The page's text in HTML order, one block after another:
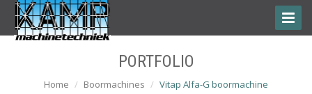
Toggle
PORTFOLIO
Home Boormachines Vitap Alfa-G boormachine